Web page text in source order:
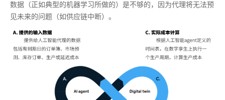
数据（正如典型的机器学习所做的）是不够的，因为代理将无法预
见未来的问题（如供应链中断）。